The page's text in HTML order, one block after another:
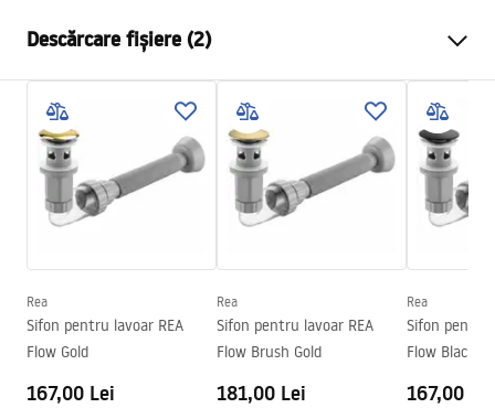
Material
Culoare
Maro
Finisaj
Mat
Lungime
420
Latime
420mm
Inalime
110
Formă
Preaplin
Da Nu
Descărcare fișiere (2)
Instrucțiuni de asamblare
Condiții de garanție
Rea
Sifon pentru lavoar REA
Flow Gold
167,00 Lei
Rea
Sifon pentru lavoar REA
Flow Brush Gold
181,00 Lei
Rea
Sifon pentru
Flow Black
167,00 Lei